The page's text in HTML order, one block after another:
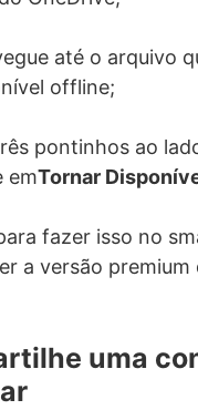
até o arquivo
offline;
pontinhos ao
emTornar
fazer isso no
a versão premium
uma